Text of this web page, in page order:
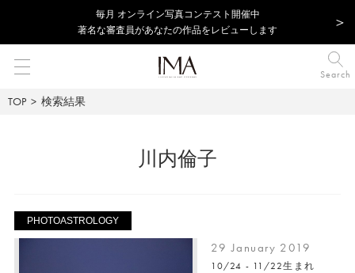
毎⽉ オンライン写真コンテスト開催中
著名な審査員があなたの作品をレビューします
Search
TOP 検索結果
川内倫子
PHOTOASTROLOGY
29 January 2019
10/24 - 11/22生まれ